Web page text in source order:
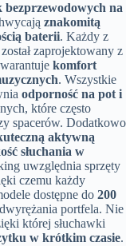
bezprzewodowych na
znakomitą
baterii. Każdy z
zaprojektowany z
komfort
. Wszystkie
odporność na pot i
które często
spacerów. Dodatkowo
aktywną
słuchania w
uwzględnia sprzęty
czemu każdy
dostępne do 200
portfela. Nie
której słuchawki
w krótkim czasie.